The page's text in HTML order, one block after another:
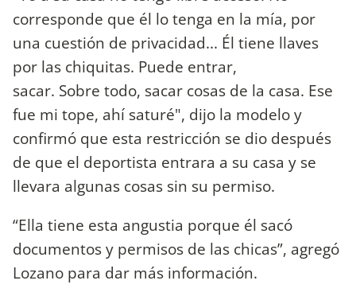
corresponde que él lo tenga en la mía, por
una cuestión de privacidad... Él tiene llaves
por las chiquitas. Puede entrar,
sacar. Sobre todo, sacar cosas de la casa. Ese
fue mi tope, ahí saturé", dijo la modelo y
confirmó que esta restricción se dio después
de que el deportista entrara a su casa y se
llevara algunas cosas sin su permiso.
“Ella tiene esta angustia porque él sacó
documentos y permisos de las chicas”, agregó
Lozano para dar más información.